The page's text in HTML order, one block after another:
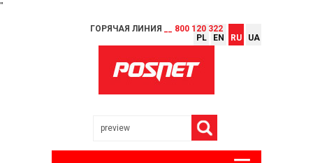
"
ГОРЯЧАЯ ЛИНИЯ __ 800 120 322
PL
EN RU UA